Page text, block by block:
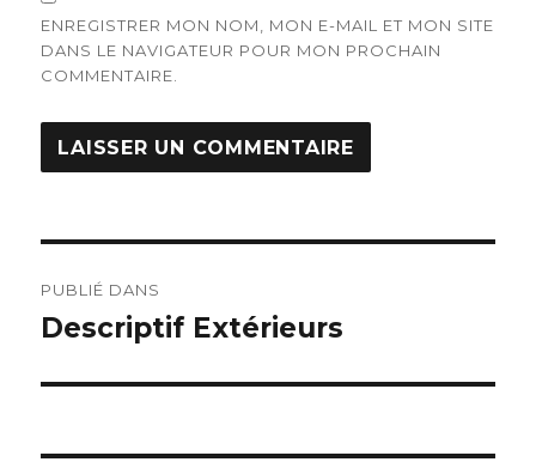
ENREGISTRER MON NOM, MON E-MAIL ET MON SITE
DANS LE NAVIGATEUR POUR MON PROCHAIN
COMMENTAIRE.
de
PUBLIÉ DANS
Descriptif Extérieurs